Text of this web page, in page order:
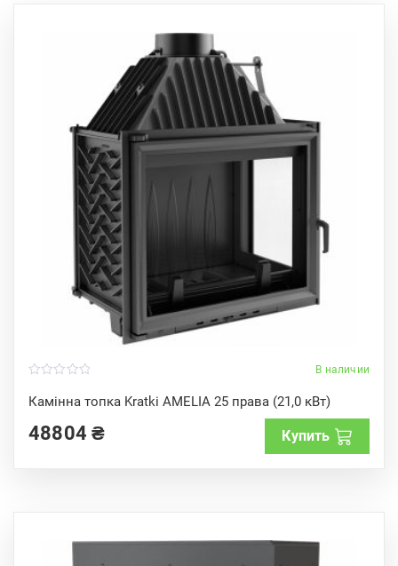
В наличии
Камінна топка Kratki AMELIA 25 права (21,0 кВт)
o
u
o
f
48804₴ Купить